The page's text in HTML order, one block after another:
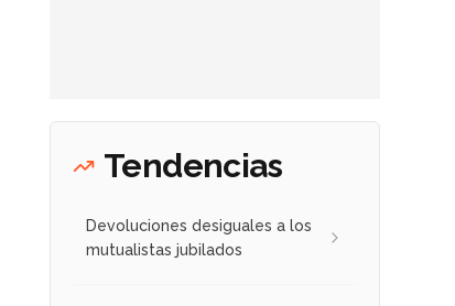
Tendencias
Devoluciones desiguales a los
mutualistas jubilados